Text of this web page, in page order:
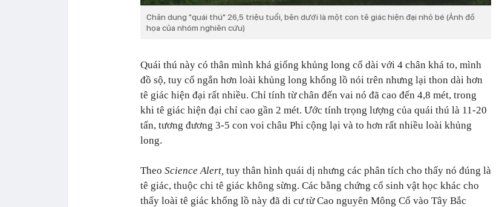
Chân dung "quái thú" 26,5 triệu tuổi, bên dưới là một con tê giác hiện đại nhỏ bé (Ảnh đồ
họa của nhóm nghiên cứu)
Quái thú này có thân mình khá giống khủng long cổ dài với 4 chân khá to, mình
đồ sộ, tuy cổ ngắn hơn loài khủng long khổng lồ nói trên nhưng lại thon dài hơn
tê giác hiện đại rất nhiều. Chỉ tính từ chân đến vai nó đã cao đến 4,8 mét, trong
khi tê giác hiện đại chỉ cao gần 2 mét. Ước tính trọng lượng của quái thú là 11-20
tấn, tương đương 3-5 con voi châu Phi cộng lại và to hơn rất nhiều loài khủng
long.
Theo Science Alert, tuy thân hình quái dị nhưng các phân tích cho thấy nó đúng là
tê giác, thuộc chi tê giác không sừng. Các bằng chứng cổ sinh vật học khác cho
thấy loài tê giác khổng lồ này đã di cư từ Cao nguyên Mông Cổ vào Tây Bắc